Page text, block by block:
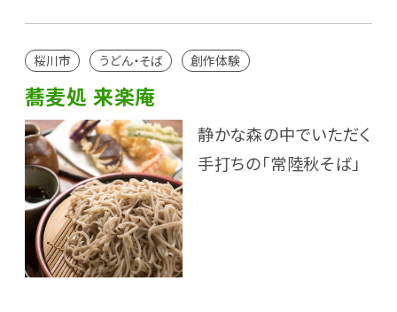
桜川市 うどん・そば 創作体験
蕎麦処 来楽庵
静かな森の中でいただく
手打ちの「常陸秋そば」